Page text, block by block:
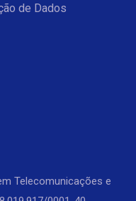
de Dados
Telecomunicações e